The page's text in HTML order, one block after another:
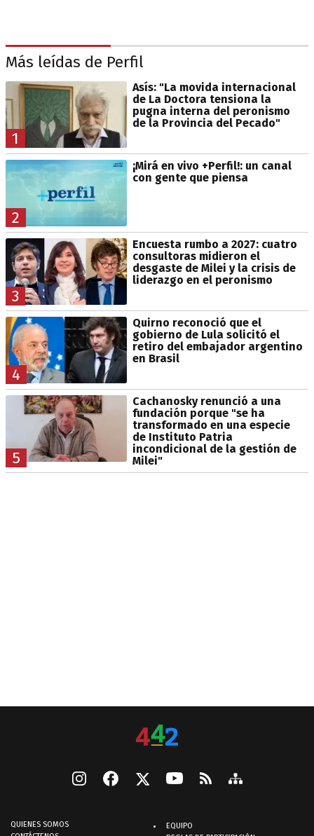
Más leídas de Perfil
1
Asís: "La movida internacional
de La Doctora tensiona la
pugna interna del peronismo
de la Provincia del Pecado"
2
¡Mirá en vivo +Perfil!: un canal
con gente que piensa
3
Encuesta rumbo a 2027: cuatro
consultoras midieron el
desgaste de Milei y la crisis de
liderazgo en el peronismo
4
Quirno reconoció que el
gobierno de Lula solicitó el
retiro del embajador argentino
en Brasil
5
Cachanosky renunció a una
fundación porque "se ha
transformado en una especie
de Instituto Patria
incondicional de la gestión de
Milei"
QUIENES SOMOS
EQUIPO